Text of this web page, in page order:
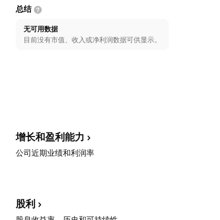
总结
无可用数据
目前没有市值、收入或净利润数据可供显示。
增长和盈利能力
公司近期业绩和利润率
股利